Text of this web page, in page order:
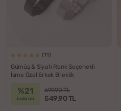
(11)
Gümüş & Siyah Renk Seçenekli
İsme Özel Erkek Bileklik
%21
indirim
699.90 TL
549.90 TL